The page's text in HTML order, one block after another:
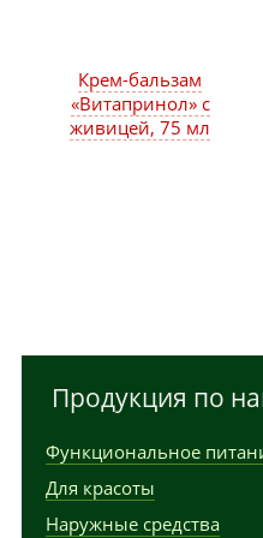
Крем-бальзам
«Витапринол» с
живицей, 75 мл
Продукция по
Функциональное
Для красоты
Наружные средства